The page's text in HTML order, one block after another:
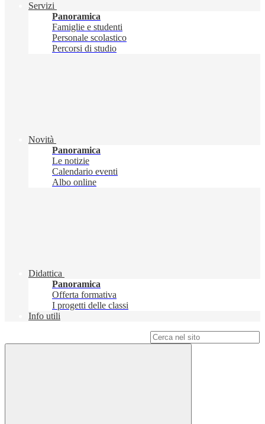
Servizi
Panoramica
Famiglie e studenti
Personale scolastico
Percorsi di studio
Novità
Panoramica
Le notizie
Calendario eventi
Albo online
Didattica
Panoramica
Offerta formativa
I progetti delle classi
Info utili